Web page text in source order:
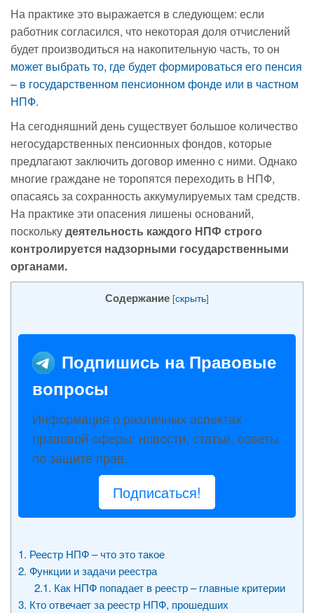
На практике это выражается в следующем: если
работник согласился, что некоторая доля отчислений
будет производиться на накопительную часть, то он
может выбрать то, где будет формироваться его пенсия
– в государственном пенсионном фонде или в частном
НПФ.
На сегодняшний день существует большое количество
негосударственных пенсионных фондов, которые
предлагают заключить договор именно с ними. Однако
многие граждане не торопятся переходить в НПФ,
опасаясь за сохранность аккумулируемых там средств.
На практике эти опасения лишены оснований,
посколькудеятельность каждого НПФ строго
контролируется надзорными государственными
органами.
Содержание [скрыть]
Подпишись на Правовые
вопросы
Информация о различных аспектах
правовой сферы: новости, статьи, советы
по защите прав.
Подписаться!
1. Реестр НПФ – что это такое
2. Функции и задачи реестра
2.1. Как НПФ попадает в реестр – главные критерии
3. Кто отвечает за реестр НПФ, прошедших